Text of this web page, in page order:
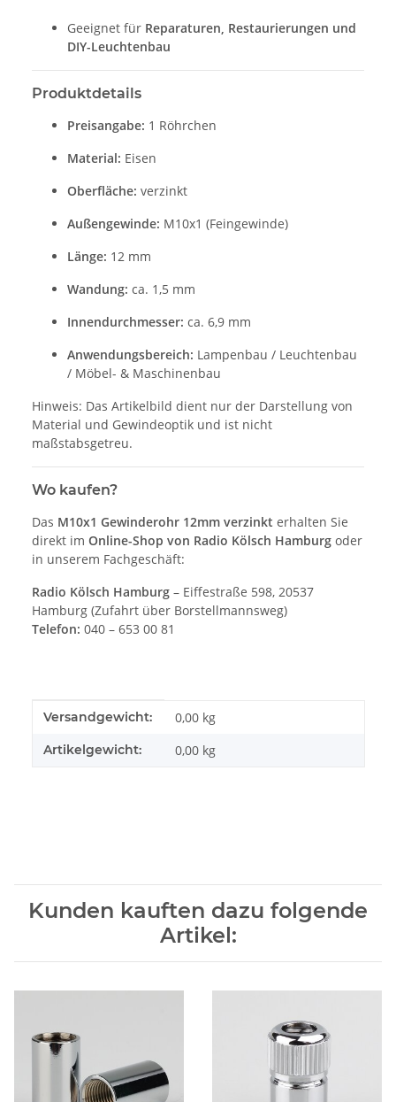
Geeignet für Reparaturen, Restaurierungen und
DIY-Leuchtenbau
Produktdetails
Preisangabe: 1 Röhrchen
Material: Eisen
Oberfläche: verzinkt
Außengewinde: M10x1 (Feingewinde)
Länge: 12 mm
Wandung: ca. 1,5 mm
Innendurchmesser: ca. 6,9 mm
Anwendungsbereich: Lampenbau / Leuchtenbau
/ Möbel- & Maschinenbau
Hinweis: Das Artikelbild dient nur der Darstellung von
Material und Gewindeoptik und ist nicht
maßstabsgetreu.
Wo kaufen?
Das M10x1 Gewinderohr 12mm verzinkt erhalten Sie
direkt im Online-Shop von Radio Kölsch Hamburg oder
in unserem Fachgeschäft:
Radio Kölsch Hamburg – Eiffestraße 598, 20537
Hamburg (Zufahrt über Borstellmannsweg)
Telefon: 040 – 653 00 81
Produkteigenschaft
Wert
Versandgewicht: 0,00 kg
Artikelgewicht: 0,00 kg
Kunden kauften dazu folgende
Artikel: